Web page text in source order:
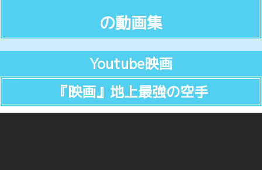
の動画集
Youtube映画
『映画』地上最強の空手